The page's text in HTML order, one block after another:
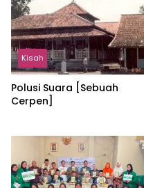
Kisah
Polusi Suara [Sebuah
Cerpen]